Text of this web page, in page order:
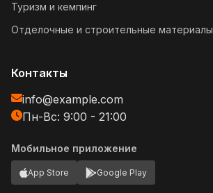
Туризм и кемпинг
Отделочные и строительные материалы
Контакты
info@example.com
Пн-Вс: 9:00 - 21:00
Мобильное приложение
App Store Google Play